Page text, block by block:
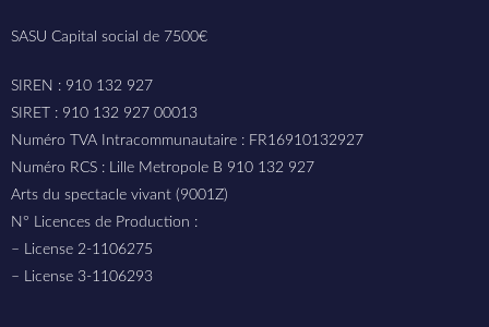
SASU Capital social de 7500€
SIREN : 910 132 927
SIRET : 910 132 927 00013
Numéro TVA Intracommunautaire : FR16910132927
Numéro RCS : Lille Metropole B 910 132 927
Arts du spectacle vivant (9001Z)
N° Licences de Production :
– License 2-1106275
– License 3-1106293